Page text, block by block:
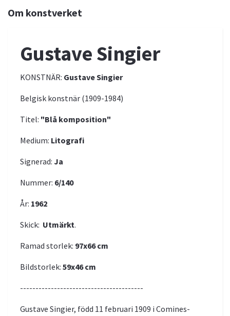
Om konstverket
Gustave Singier
KONSTNÄR: Gustave Singier
Belgisk konstnär (1909-1984)
Titel: "Blå komposition"
Medium: Litografi
Signerad: Ja
Nummer: 6/140
År: 1962
Skick: Utmärkt.
Ramad storlek: 97x66cm
Bildstorlek: 59x46cm
----------------------------------------
Gustave Singier, född 11 februari 1909 i Comines-